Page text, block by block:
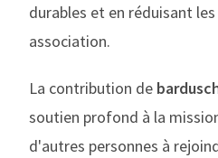
durables et en réduisant
association.
La contribution de
soutien profond à la
d'autres personnes à